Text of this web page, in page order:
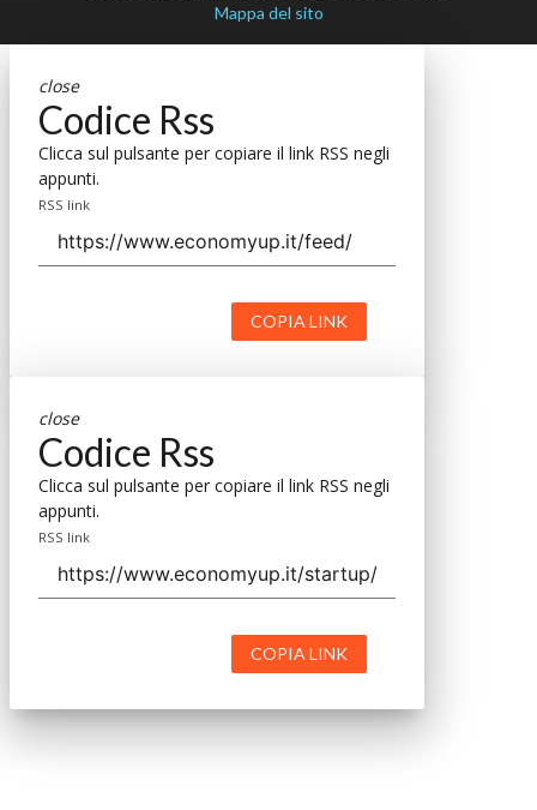
Mappa del sito
close
Codice Rss
Clicca sul pulsante per copiare il link RSS negli
appunti.
RSS link
COPIA LINK
close
Codice Rss
Clicca sul pulsante per copiare il link RSS negli
appunti.
RSS link
COPIA LINK